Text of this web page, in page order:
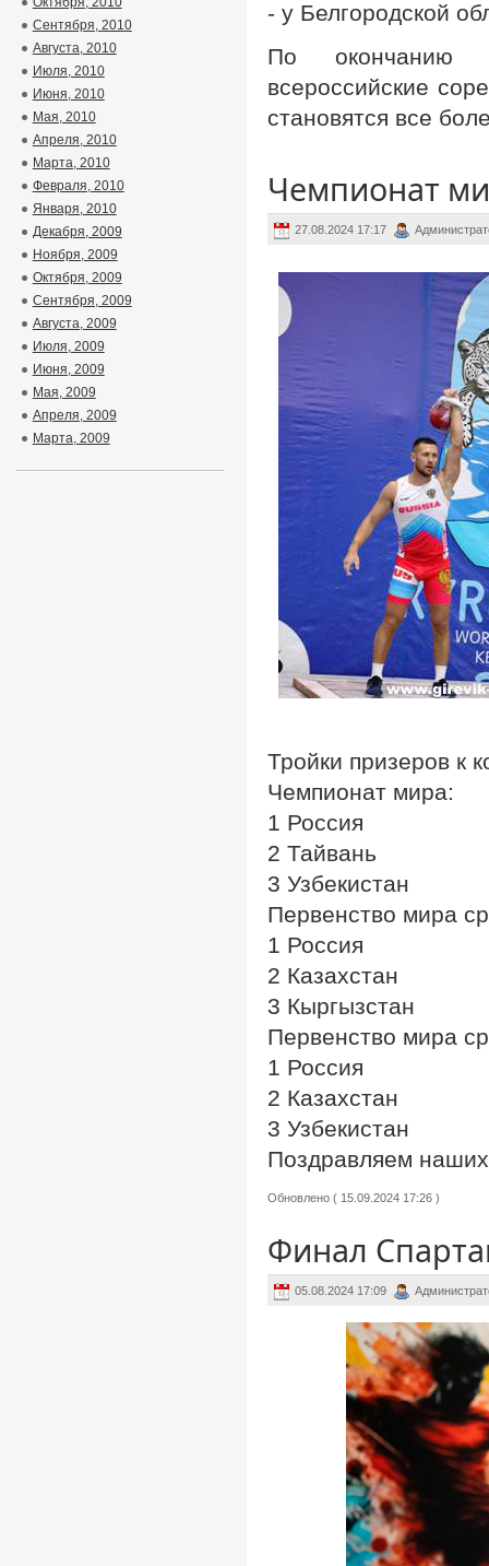
- у Белгородской
По окончанию
всероссийские
становятся все
Чемпионат
27.08.2024 17:17
Тройки призеров к
Чемпионат мира:
1 Россия
2 Тайвань
3 Узбекистан
Первенство мира
1 Россия
2 Казахстан
3 Кыргызстан
Первенство мира
1 Россия
2 Казахстан
3 Узбекистан
Поздравляем
Обновлено ( 15.09.2024 17:26 )
Финал
05.08.2024 17:09
Сентября, 2010
Августа, 2010
Июля, 2010
Июня, 2010
Мая, 2010
Апреля, 2010
Марта, 2010
Февраля, 2010
Января, 2010
Декабря, 2009
Ноября, 2009
Октября, 2009
Сентября, 2009
Августа, 2009
Июля, 2009
Июня, 2009
Мая, 2009
Апреля, 2009
Марта, 2009